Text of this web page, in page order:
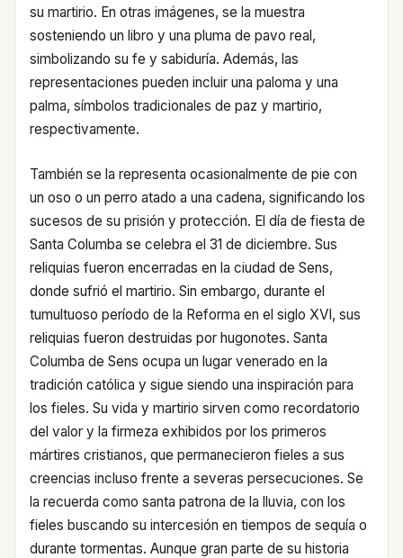
su martirio. En otras imágenes, se la muestra
sosteniendo un libro y una pluma de pavo real,
simbolizando su fe y sabiduría. Además, las
representaciones pueden incluir una paloma y una
palma, símbolos tradicionales de paz y martirio,
respectivamente.
También se la representa ocasionalmente de pie con
un oso o un perro atado a una cadena, significando los
sucesos de su prisión y protección. El día de fiesta de
Santa Columba se celebra el 31 de diciembre. Sus
reliquias fueron encerradas en la ciudad de Sens,
donde sufrió el martirio. Sin embargo, durante el
tumultuoso período de la Reforma en el siglo XVI, sus
reliquias fueron destruidas por hugonotes. Santa
Columba de Sens ocupa un lugar venerado en la
tradición católica y sigue siendo una inspiración para
los fieles. Su vida y martirio sirven como recordatorio
del valor y la firmeza exhibidos por los primeros
mártires cristianos, que permanecieron fieles a sus
creencias incluso frente a severas persecuciones. Se
la recuerda como santa patrona de la lluvia, con los
fieles buscando su intercesión en tiempos de sequía o
durante tormentas. Aunque gran parte de su historia